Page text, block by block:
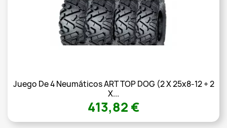
Juego De 4 Neumáticos ART TOP DOG (2 X 25x8-12 + 2
X...
413,82 €